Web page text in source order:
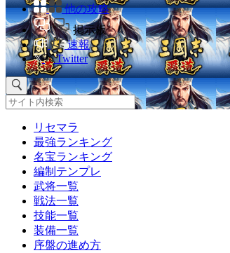
他の攻略
掲示板
速報
Twitter
リセマラ
最強ランキング
名宝ランキング
編制テンプレ
武将一覧
戦法一覧
技能一覧
装備一覧
序盤の進め方